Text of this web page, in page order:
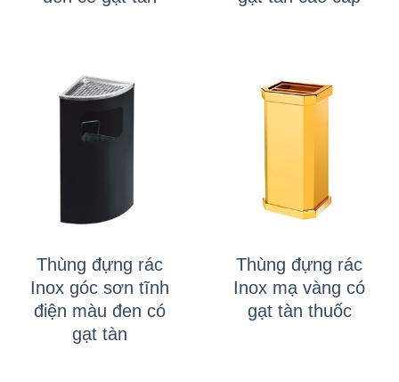
Thùng đựng rác
Inox góc sơn tĩnh
điện màu đen có
gạt tàn
Thùng đựng rác
Inox mạ vàng có
gạt tàn thuốc